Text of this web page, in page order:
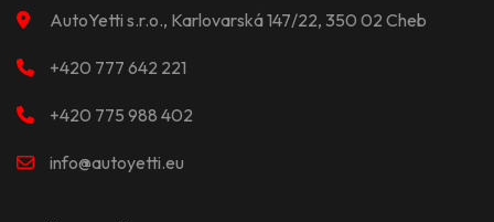
AutoYetti s.r.o., Karlovarská 147/22, 350 02 Cheb
+420 777 642 221
+420 775 988 402
info@autoyetti.eu